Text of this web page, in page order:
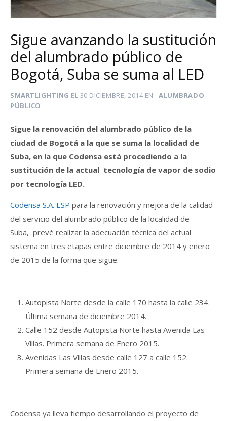
Sigue avanzando la sustitución
del alumbrado público de
Bogotá, Suba se suma al LED
SMARTLIGHTING EL 30 DICIEMBRE, 2014EN
ALUMBRADO
PÚBLICO
Sigue la renovación del alumbrado público de la
ciudad de Bogotá a la que se suma la localidad de
Suba, en la que Codensa está procediendo a la
sustitución de la actual tecnología de vapor de sodio
por tecnología LED.
Codensa S.A. ESP para la renovación y mejora de la calidad
del servicio del alumbrado público de la localidad de
Suba, prevé realizar la adecuación técnica del actual
sistema en tres etapas entre diciembre de 2014 y enero
de 2015 de la forma que sigue:
Autopista Norte desde la calle 170 hasta la calle 234.
Última semana de diciembre 2014.
Calle 152 desde Autopista Norte hasta Avenida Las
Villas. Primera semana de Enero 2015.
Avenidas Las Villas desde calle 127 a calle 152.
Primera semana de Enero 2015.
Codensa ya lleva tiempo desarrollando el proyecto de